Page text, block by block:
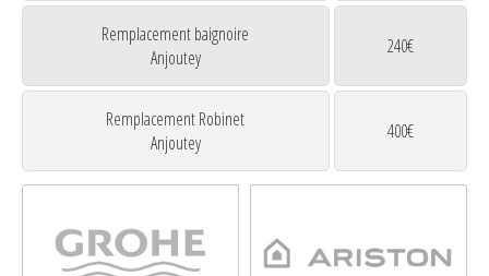
Remplacement baignoire
Anjoutey
240€
Remplacement Robinet
Anjoutey
400€